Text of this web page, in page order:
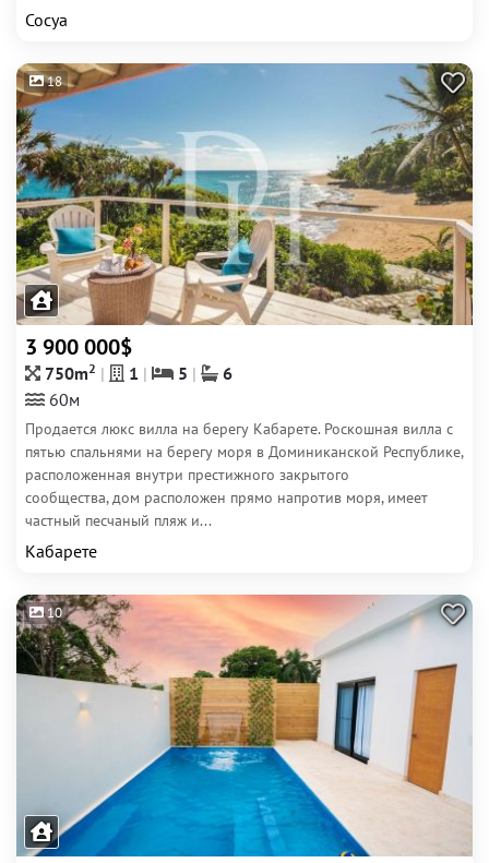
Сосуа
18
3 900 000$
750m2 1 5
6
60м
Продается люкс вилла на берегу Кабарете. Роскошная вилла с
пятью спальнями на берегу моря в Доминиканской Республике,
расположенная внутри престижного закрытого
сообщества, дом расположен прямо напротив моря, имеет
частный песчаный пляж и...
Кабарете
10